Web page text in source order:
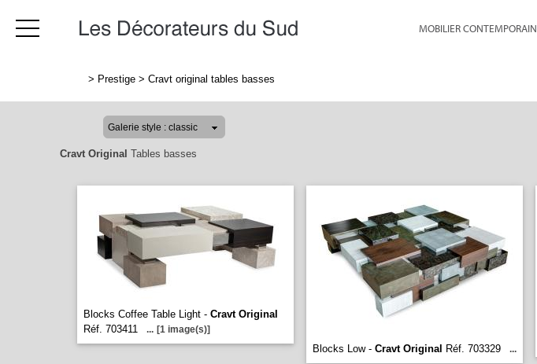
MOBILIER CONTEMPORAIN
> Prestige > Cravt original tables basses
Cravt Original Tables basses
Blocks Coffee Table Light - Cravt Original
Réf. 703411
... [1 image(s)]
Blocks Low - Cravt Original Réf. 703329 ...